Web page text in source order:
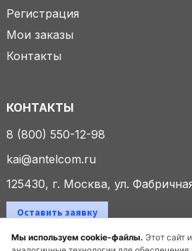
Мы используем cookie-файлы. Этот сайт
Регистрация
Мои заказы
Контакты
КОНТАКТЫ
8 (800) 550-12-98
kai@antelcom.ru
125430, г. Москва, ул.
Оставить заявку